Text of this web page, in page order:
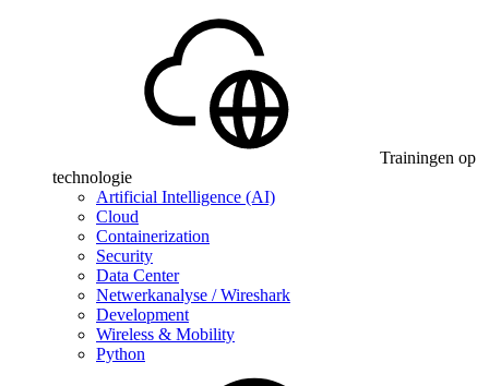
Trainingen op
technologie
Artificial Intelligence (AI)
Cloud
Containerization
Security
Data Center
Netwerkanalyse / Wireshark
Development
Wireless & Mobility
Python